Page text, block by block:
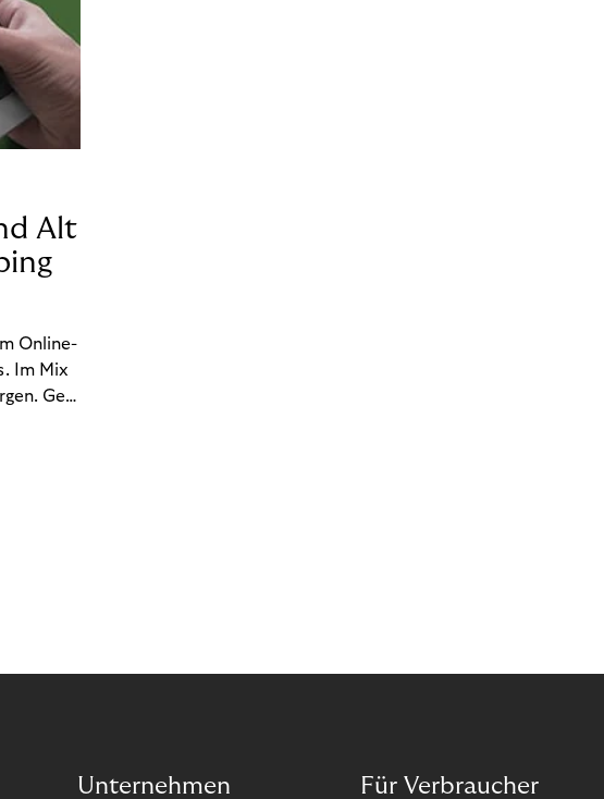
Alt
Online-
Im Mix
Gen
Unternehmen Für Verbraucher